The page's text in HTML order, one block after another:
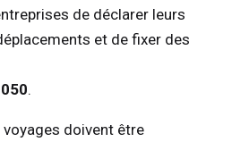
de déclarer leurs
et de fixer des
.
doivent être